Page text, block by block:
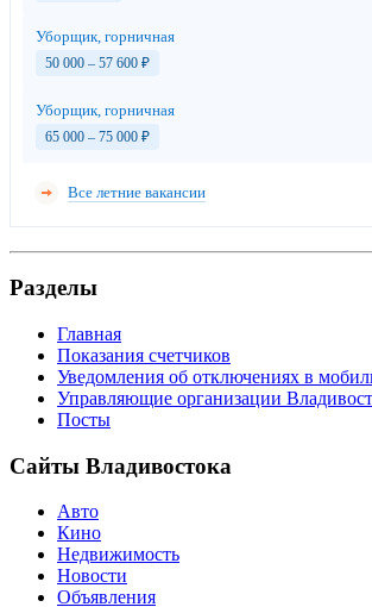
Уборщик, горничная
50 000 – 57 600 ₽
Уборщик, горничная
65 000 – 75 000 ₽
Все летние вакансии
Разделы
Главная
Показания счетчиков
Уведомления об отключениях в
Управляющие организации
Посты
Сайты Владивостока
Авто
Кино
Недвижимость
Новости
Объявления